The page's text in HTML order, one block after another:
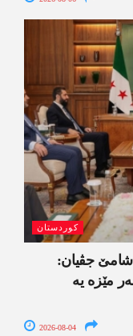
کوردستان
جڤیان:
مێزە یە
2026-08-04